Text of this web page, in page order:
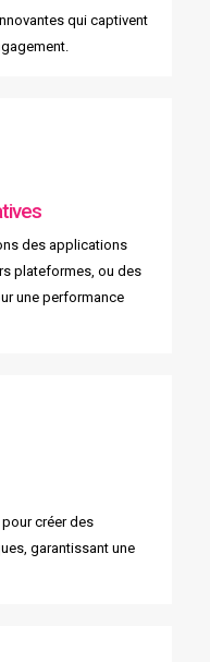
qui captivent
des applications
plateformes, ou des
une performance
créer des
garantissant une